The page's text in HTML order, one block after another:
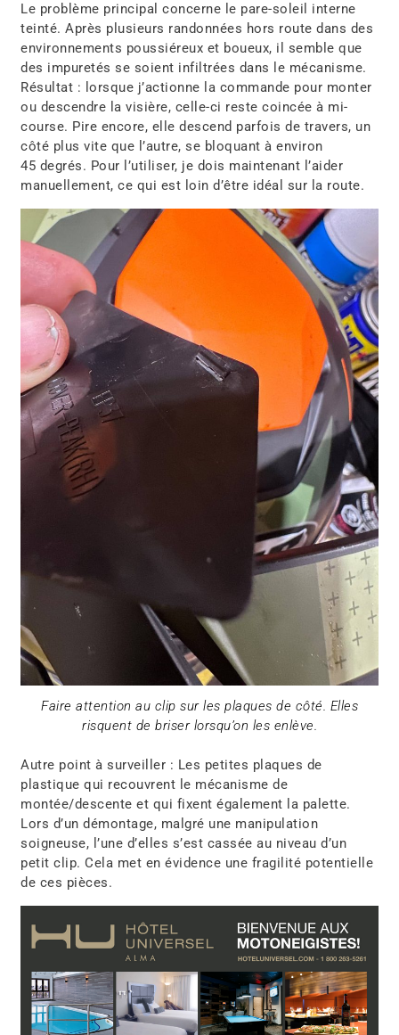
Le problème principal concerne le pare-soleil interne
teinté. Après plusieurs randonnées hors route dans des
environnements poussiéreux et boueux, il semble que
des impuretés se soient infiltrées dans le mécanisme.
Résultat : lorsque j’actionne la commande pour monter
ou descendre la visière, celle-ci reste coincée à mi-
course. Pire encore, elle descend parfois de travers, un
côté plus vite que l’autre, se bloquant à environ
45 degrés. Pour l’utiliser, je dois maintenant l’aider
manuellement, ce qui est loin d’être idéal sur la route.
Faire attention au clip sur les plaques de côté. Elles
risquent de briser lorsqu’on les enlève.
Autre point à surveiller : Les petites plaques de
plastique qui recouvrent le mécanisme de
montée/descente et qui fixent également la palette.
Lors d’un démontage, malgré une manipulation
soigneuse, l’une d’elles s’est cassée au niveau d’un
petit clip. Cela met en évidence une fragilité potentielle
de ces pièces.